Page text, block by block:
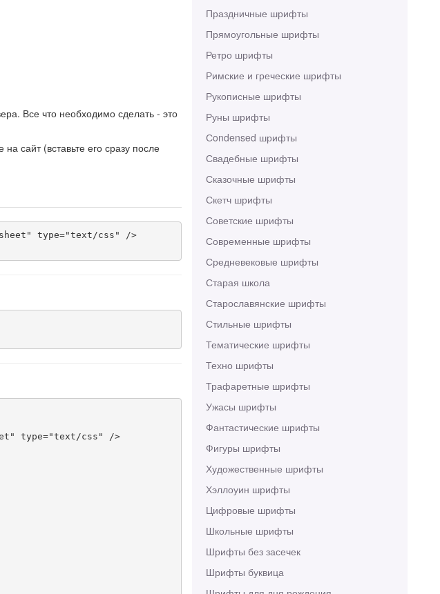
Праздничные шрифты
Прямоугольные шрифты
Ретро шрифты
Римские и греческие шрифты
Рукописные шрифты
Руны шрифты
Сondensed шрифты
Свадебные шрифты
Сказочные шрифты
Скетч шрифты
Советские шрифты
Современные шрифты
Средневековые шрифты
Старая школа
Старославянские шрифты
Стильные шрифты
Тематические шрифты
Техно шрифты
Трафаретные шрифты
Ужасы шрифты
Фантастические шрифты
Фигуры шрифты
Художественные шрифты
Хэллоуин шрифты
Цифровые шрифты
Школьные шрифты
Шрифты без засечек
Шрифты буквица
Все что необходимо сделать - это
сайт (вставьте его сразу после
type="text/css" />
type="text/css" />